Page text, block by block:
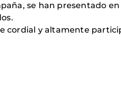
se han presentado
cordial y altamente